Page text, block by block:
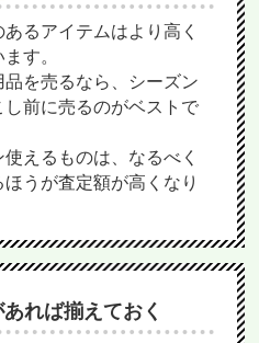
るアイテムはより高く
す。
を売るなら、シーズン
前に売るのがベストで
えるものは、なるべく
うが査定額が高くなり
あれば揃えておく